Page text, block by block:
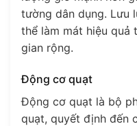
tường dân dụng. Lưu
thể làm mát hiệu
gian rộng.
Động cơ quạt
Động cơ quạt là bộ
quạt, quyết định đến